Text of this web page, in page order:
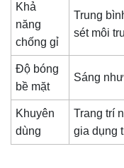
Khả
năng
chống gỉ
Trung
sét môi
Độ bóng
bề mặt
Sáng
Khuyên
dùng
Trang trí
gia dụng